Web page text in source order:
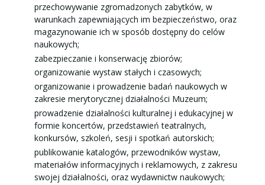
przechowywanie zgromadzonych zabytków, w
warunkach zapewniających im bezpieczeństwo, oraz
magazynowanie ich w sposób dostępny do celów
naukowych;
zabezpieczanie i konserwację zbiorów;
organizowanie wystaw stałych i czasowych;
organizowanie i prowadzenie badań naukowych w
zakresie merytorycznej działalności Muzeum;
prowadzenie działalności kulturalnej i edukacyjnej w
formie koncertów, przedstawień teatralnych,
konkursów, szkoleń, sesji i spotkań autorskich;
publikowanie katalogów, przewodników wystaw,
materiałów informacyjnych i reklamowych, z zakresu
swojej działalności, oraz wydawnictw naukowych;